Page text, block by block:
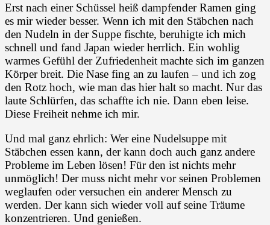
Erst nach einer Schüssel heiß dampfender Ramen ging
es mir wieder besser. Wenn ich mit den Stäbchen nach
den Nudeln in der Suppe fischte, beruhigte ich mich
schnell und fand Japan wieder herrlich. Ein wohlig
warmes Gefühl der Zufriedenheit machte sich im ganzen
Körper breit. Die Nase fing an zu laufen – und ich zog
den Rotz hoch, wie man das hier halt so macht. Nur das
laute Schlürfen, das schaffte ich nie. Dann eben leise.
Diese Freiheit nehme ich mir.
Und mal ganz ehrlich: Wer eine Nudelsuppe mit
Stäbchen essen kann, der kann doch auch ganz andere
Probleme im Leben lösen! Für den ist nichts mehr
unmöglich! Der muss nicht mehr vor seinen Problemen
weglaufen oder versuchen ein anderer Mensch zu
werden. Der kann sich wieder voll auf seine Träume
konzentrieren. Und genießen.